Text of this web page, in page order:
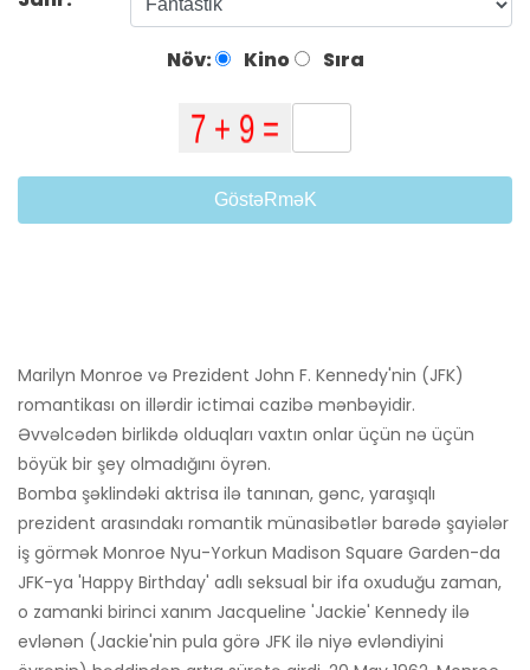
Növ: Kino Sıra
GöstəRməK
Marilyn Monroe və Prezident John F. Kennedy'nin (JFK)
romantikası on illərdir ictimai cazibə mənbəyidir.
Əvvəlcədən birlikdə olduqları vaxtın onlar üçün nə üçün
böyük bir şey olmadığını öyrən.
Bomba şəklindəki aktrisa ilə tanınan, gənc, yaraşıqlı
prezident arasındakı romantik münasibətlər barədə şayiələr
iş görmək Monroe Nyu-Yorkun Madison Square Garden-da
JFK-ya 'Happy Birthday' adlı seksual bir ifa oxuduğu zaman,
o zamanki birinci xanım Jacqueline 'Jackie' Kennedy ilə
evlənən (Jackie'nin pula görə JFK ilə niyə evləndiyini